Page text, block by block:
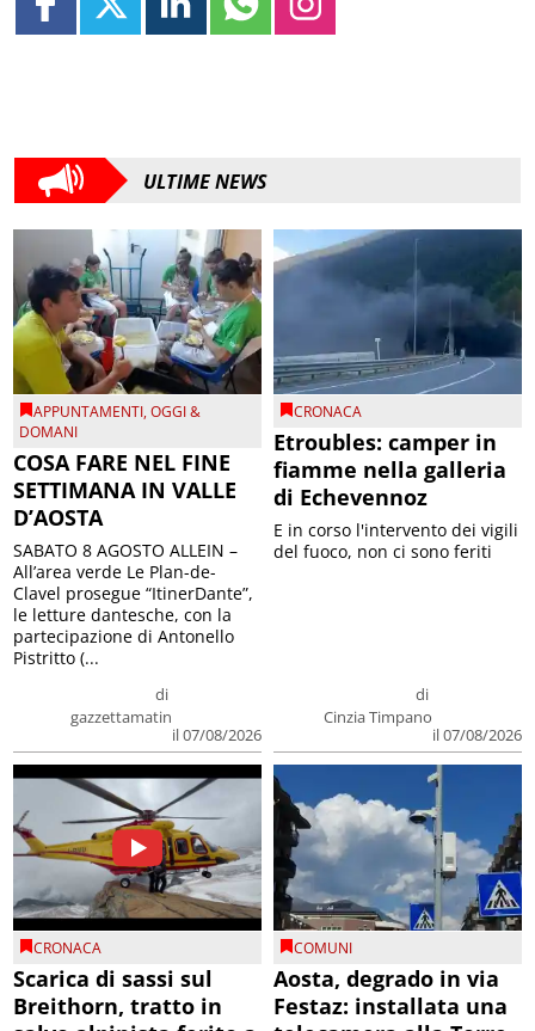
ULTIME NEWS
APPUNTAMENTI,OGGI &
DOMANI
COSA FARE NEL FINE
SETTIMANA IN VALLE
D’AOSTA
di
gazzettamatin
il 07/08/2026
SABATO 8 AGOSTO ALLEIN –
All’area verde Le Plan-de-
Clavel prosegue “ItinerDante”,
le letture dantesche, con la
partecipazione di Antonello
Pistritto (...
CRONACA
Etroubles: camper in
fiamme nella galleria
di Echevennoz
di
Cinzia Timpano
il 07/08/2026
E in corso l'intervento dei vigili
del fuoco, non ci sono feriti
CRONACA
Scarica di sassi sul
Breithorn, tratto in
COMUNI
Aosta, degrado in via
Festaz: installata una